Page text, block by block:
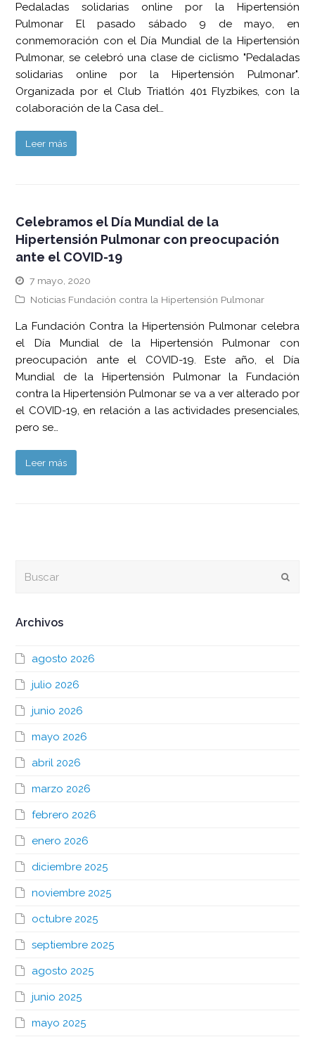
Pedaladas solidarias online por la Hipertensión
Pulmonar El pasado sábado 9 de mayo, en
conmemoración con el Día Mundial de la Hipertensión
Pulmonar, se celebró una clase de ciclismo "Pedaladas
solidarias online por la Hipertensión Pulmonar".
Organizada por el Club Triatlón 401 Flyzbikes, con la
colaboración de la Casa del…
Leer más
Celebramos el Día Mundial de la
Hipertensión Pulmonar con preocupación
ante el COVID-19
7 mayo, 2020
Noticias Fundación contra la Hipertensión Pulmonar
La Fundación Contra la Hipertensión Pulmonar celebra
el Día Mundial de la Hipertensión Pulmonar con
preocupación ante el COVID-19. Este año, el Día
Mundial de la Hipertensión Pulmonar la Fundación
contra la Hipertensión Pulmonar se va a ver alterado por
el COVID-19, en relación a las actividades presenciales,
pero se…
Leer más
Archivos
agosto 2026
julio 2026
junio 2026
mayo 2026
abril 2026
marzo 2026
febrero 2026
enero 2026
diciembre 2025
noviembre 2025
octubre 2025
septiembre 2025
agosto 2025
junio 2025
mayo 2025